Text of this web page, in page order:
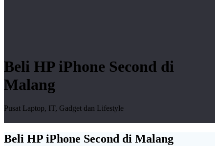
Beli HP iPhone Second di
Malang
Pusat Laptop, IT, Gadget dan Lifestyle
Beli HP iPhone Second di Malang